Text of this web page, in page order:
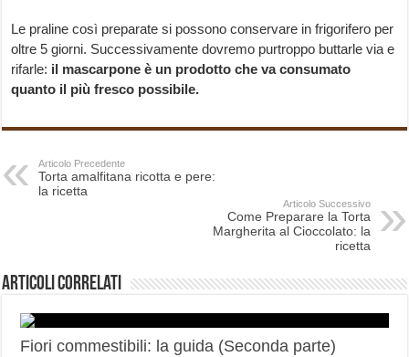
Le praline così preparate si possono conservare in frigorifero per
oltre 5 giorni. Successivamente dovremo purtroppo buttarle via e
rifarle: il mascarpone è un prodotto che va consumato
quanto il più fresco possibile.
Articolo Precedente
Torta amalfitana ricotta e pere:
la ricetta
Articolo Successivo
Come Preparare la Torta
Margherita al Cioccolato: la
ricetta
Articoli correlati
Fiori commestibili: la guida (Seconda parte)